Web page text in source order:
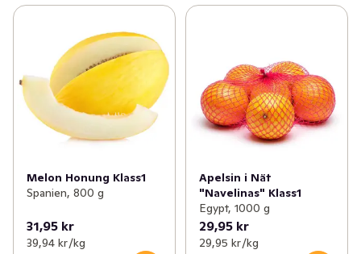
Melon Honung Klass1
Spanien, 800 g
31,95 kr
39,94 kr /kg
Apelsin i Nät
"Navelinas" Klass1
Egypt, 1000 g
29,95 kr
29,95 kr /kg